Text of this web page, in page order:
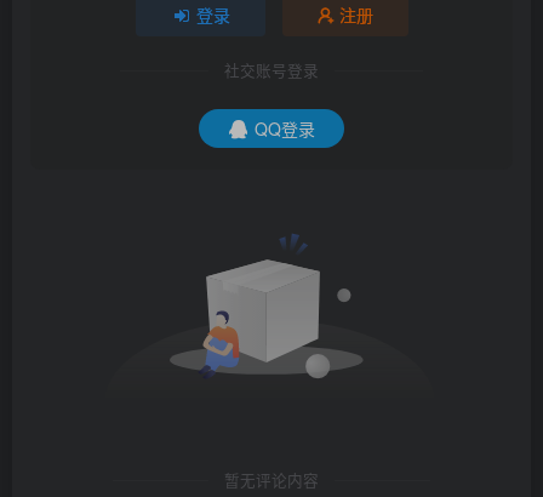
登录 注册
社交账号登录
QQ登录
暂无评论内容